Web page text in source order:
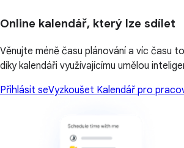
Online kalendář, který lze sdílet
Věnujte méně času plánování a víc času
díky kalendáři využívajícímu umělou
Přihlásit seVyzkoušet Kalendář pro